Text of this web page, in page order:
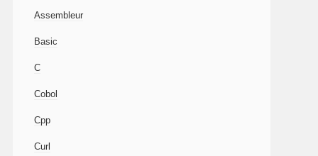
Assembleur
Basic
C
Cobol
Cpp
Curl